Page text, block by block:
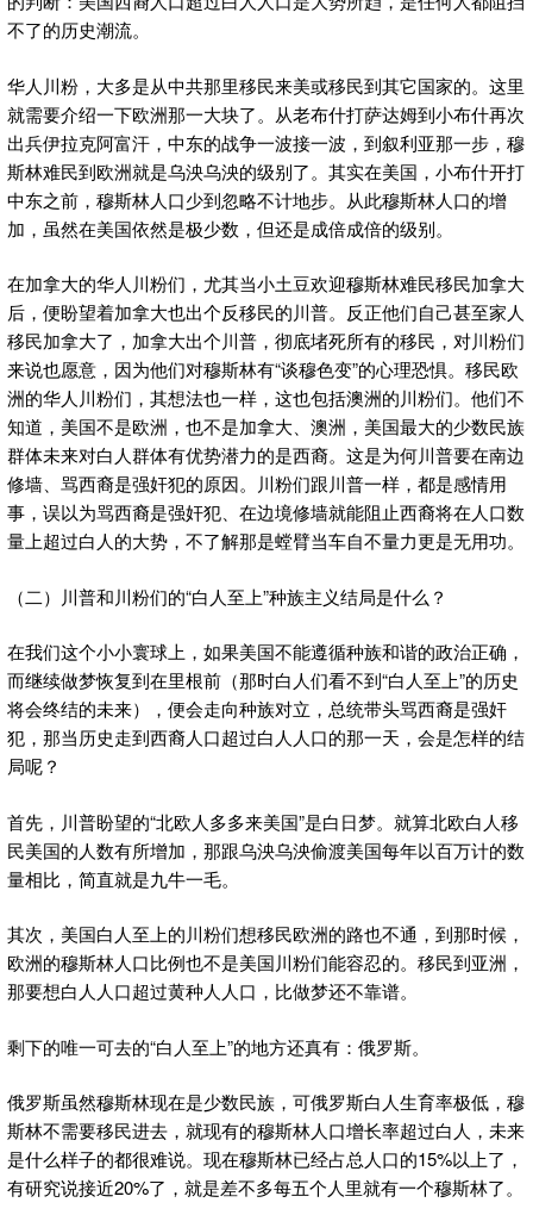
不了的历史潮流。
华人川粉，大多是从中共那里移民来美或移民到其它国家的。这里
就需要介绍一下欧洲那一大块了。从老布什打萨达姆到小布什再次
出兵伊拉克阿富汗，中东的战争一波接一波，到叙利亚那一步，穆
斯林难民到欧洲就是乌泱乌泱的级别了。其实在美国，小布什开打
中东之前，穆斯林人口少到忽略不计地步。从此穆斯林人口的增
加，虽然在美国依然是极少数，但还是成倍成倍的级别。
在加拿大的华人川粉们，尤其当小土豆欢迎穆斯林难民移民加拿大
后，便盼望着加拿大也出个反移民的川普。反正他们自己甚至家人
移民加拿大了，加拿大出个川普，彻底堵死所有的移民，对川粉们
来说也愿意，因为他们对穆斯林有“谈穆色变”的心理恐惧。移民欧
洲的华人川粉们，其想法也一样，这也包括澳洲的川粉们。他们不
知道，美国不是欧洲，也不是加拿大、澳洲，美国最大的少数民族
群体未来对白人群体有优势潜力的是西裔。这是为何川普要在南边
修墙、骂西裔是强奸犯的原因。川粉们跟川普一样，都是感情用
事，误以为骂西裔是强奸犯、在边境修墙就能阻止西裔将在人口数
量上超过白人的大势，不了解那是螳臂当车自不量力更是无用功。
（二）川普和川粉们的“白人至上”种族主义结局是什么？
在我们这个小小寰球上，如果美国不能遵循种族和谐的政治正确，
而继续做梦恢复到在里根前（那时白人们看不到“白人至上”的历史
将会终结的未来），便会走向种族对立，总统带头骂西裔是强奸
犯，那当历史走到西裔人口超过白人人口的那一天，会是怎样的结
局呢？
首先，川普盼望的“北欧人多多来美国”是白日梦。就算北欧白人移
民美国的人数有所增加，那跟乌泱乌泱偷渡美国每年以百万计的数
量相比，简直就是九牛一毛。
其次，美国白人至上的川粉们想移民欧洲的路也不通，到那时候，
欧洲的穆斯林人口比例也不是美国川粉们能容忍的。移民到亚洲，
那要想白人人口超过黄种人人口，比做梦还不靠谱。
剩下的唯一可去的“白人至上”的地方还真有：俄罗斯。
俄罗斯虽然穆斯林现在是少数民族，可俄罗斯白人生育率极低，穆
斯林不需要移民进去，就现有的穆斯林人口增长率超过白人，未来
是什么样子的都很难说。现在穆斯林已经占总人口的15%以上了，
有研究说接近20%了，就是差不多每五个人里就有一个穆斯林了。